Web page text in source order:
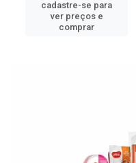
cadastre-se para
ver preços e
comprar